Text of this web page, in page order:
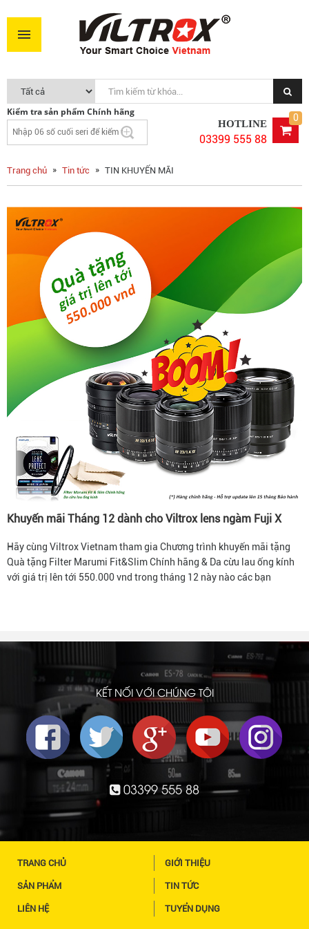
Kiểm tra sản phẩm Chính hãng
HOTLINE
03399 555 88
0
Trang chủ Tin tức TIN KHUYẾN MÃI
Khuyến mãi Tháng 12 dành cho Viltrox lens ngàm Fuji X
Hãy cùng Viltrox Vietnam tham gia Chương trình khuyến mãi tặng
Quà tặng Filter Marumi Fit&Slim Chính hãng & Da cừu lau ống kính
với giá trị lên tới 550.000 vnd trong tháng 12 này nào các bạn
KẾT NỐI VỚI CHÚNG TÔI
03399 555 88
TRANG CHỦ GIỚI THIỆU
SẢN PHẨM TIN TỨC
LIÊN HỆ TUYỂN DỤNG